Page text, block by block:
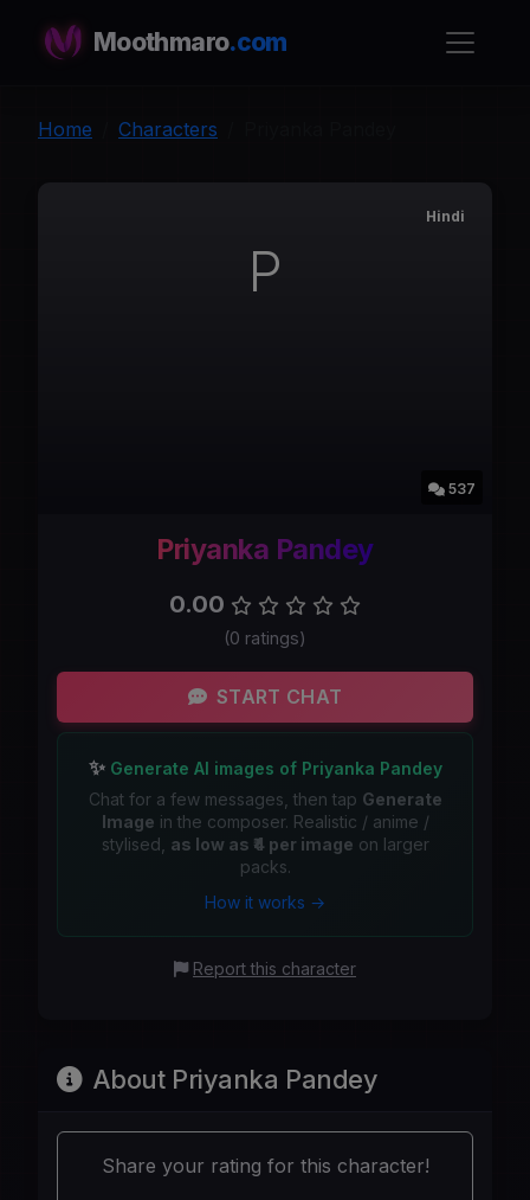
Moothmaro.com
Home Characters
P
537
Hindi
Priyanka Pandey
0.00
(0 ratings)
START CHAT
✨Generate AI images of Priyanka Pandey
Chat for a few messages, then tap Generate
Image in the composer. Realistic / anime /
stylised, as low as ₹4 per image on larger
packs.
How it works →
Report this character
About Priyanka Pandey
Share your rating for this character!